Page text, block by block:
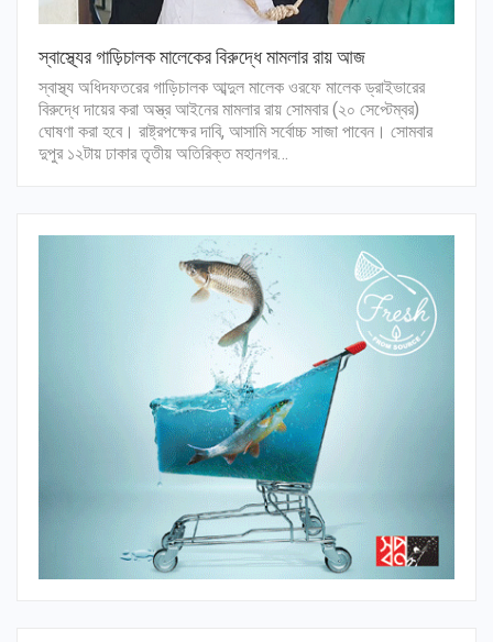
স্বাস্থ্যের গাড়িচালক মালেকের বিরুদ্ধে মামলার রায় আজ
স্বাস্থ্য অধিদফতরের গাড়িচালক আব্দুল মালেক ওরফে মালেক ড্রাইভারের
বিরুদ্ধে দায়ের করা অস্ত্র আইনের মামলার রায় সোমবার (২০ সেপ্টেম্বর)
ঘোষণা করা হবে। রাষ্ট্রপক্ষের দাবি, আসামি সর্বোচ্চ সাজা পাবেন। সোমবার
দুপুর ১২টায় ঢাকার তৃতীয় অতিরিক্ত মহানগর…